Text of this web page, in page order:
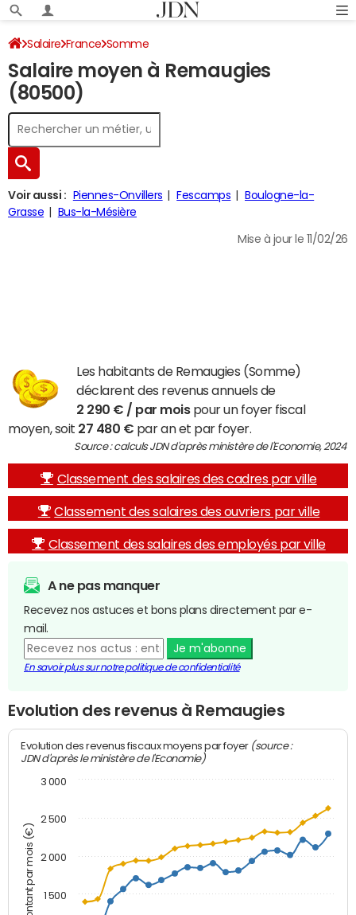
Salaire France Somme
Salaire moyen à Remaugies
(80500)
Voir aussi : Piennes-Onvillers Fescamps
Boulogne-la-
Grasse
Bus-la-Mésière
Mise à jour le 11/02/26
Les habitants de Remaugies (Somme)
déclarent des revenus annuels de
2 290 € / par moispour un foyer fiscal
moyen, soit 27 480 € par an et par foyer.
Source : calculs JDN d'après ministère de l'Economie, 2024
Classement des salaires des cadres par ville
Classement des salaires des ouvriers par ville
Classement des salaires des employés par ville
A ne pas manquer
Recevez nos astuces et bons plans directement par e-
mail.
Je m'abonne
En savoir plus sur notre politique de confidentialité
Evolution des revenus à Remaugies
Montant par mois (€)
Evolution des revenus fiscaux moyens par foyer (source :
JDN d'après le ministère de l'Economie)
1 500
2 000
2 500
3 000